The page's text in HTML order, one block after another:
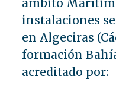
ámbito
instalaciones
en Algeciras
formación
acreditado por: